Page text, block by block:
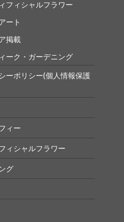
フィシャルフラワー
ート
掲載
ーク・ガーデニング
ーポリシー(個人情報保護
ィー
ィシャルフラワー
グ